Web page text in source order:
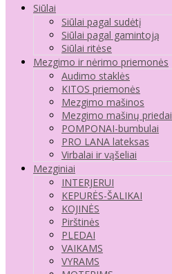
Siūlai
Siūlai pagal sudėtį
Siūlai pagal gamintoją
Siūlai ritėse
Mezgimo ir nėrimo priemonės
Audimo staklės
KITOS priemonės
Mezgimo mašinos
Mezgimo mašinų priedai
POMPONAI-bumbulai
PRO LANA lateksas
Virbalai ir vąšeliai
Mezginiai
INTERJERUI
KEPURĖS-ŠALIKAI
KOJINĖS
Pirštinės
PLEDAI
VAIKAMS
VYRAMS